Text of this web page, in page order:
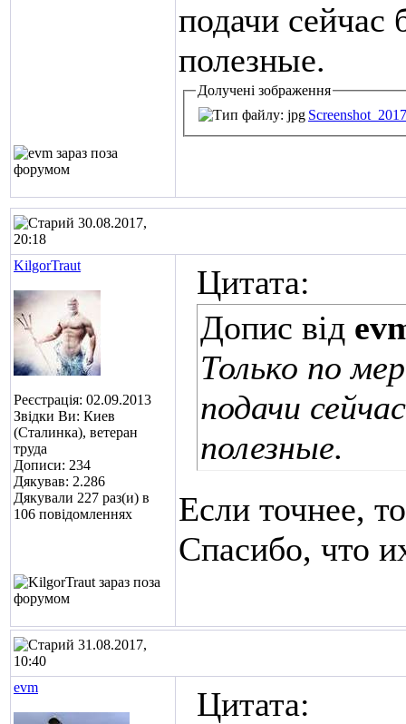
подачи сейчас
полезные.
Долучені зображення
30.08.2017,
20:18
KilgorTraut
Реєстрація: 02.09.2013
Звідки Ви: Киев
(Сталинка), ветеран
труда
Дописи: 234
Дякував: 2.286
Дякували 227 раз(и) в
106 повідомленнях
Цитата:
Допис від
Только по
подачи
полезные.
Если точнее,
Спасибо, что
31.08.2017,
10:40
evm
Цитата: